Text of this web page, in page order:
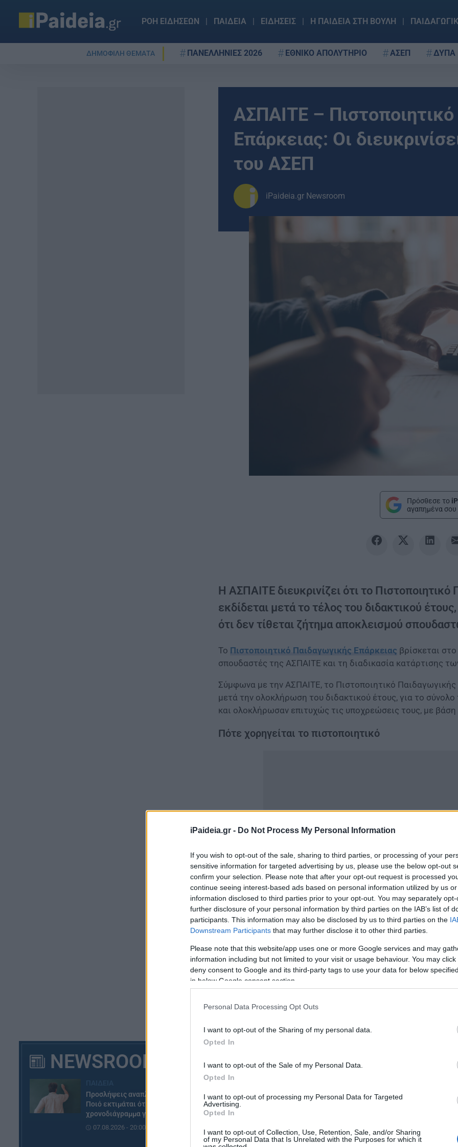
iPaideia.gr - Do Not Process My Personal Information
If you wish to opt-out of the sale, sharing to third parties, or processing of your
sensitive information for targeted advertising by us, please use the below opt-out
confirm your selection. Please note that after your opt-out request is processed
continue seeing interest-based ads based on personal information utilized by us
information disclosed to third parties prior to your opt-out. You may separately
further disclosure of your personal information by third parties on the IAB’s list of
participants. This information may also be disclosed by us to third parties on the
Downstream Participants that may further disclose it to other third parties.
Please note that this website/app uses one or more Google services and may
information including but not limited to your visit or usage behaviour. You may
deny consent to Google and its third-party tags to use your data for below
in below Google consent section.
Personal Data Processing Opt Outs
I want to opt-out of the Sharing of my personal data.
Opted In
I want to opt-out of the Sale of my Personal Data.
Opted In
I want to opt-out of processing my Personal Data for Targeted
Advertising.
Opted In
I want to opt-out of Collection, Use, Retention, Sale, and/or Sharing
of my Personal Data that Is Unrelated with the Purposes for which it
ΡΟΗ ΕΙΔΗΣΕΩΝ ΠΑΙΔΕΙΑ ΕΙΔΗΣΕΙΣ Η ΠΑΙΔΕΙΑ ΣΤΗ ΒΟΥΛΗ
ΔΗΜΟΦΙΛΗ ΘΕΜΑΤΑ ΠΑΝΕΛΛΗΝΙΕΣ 2026 ΕΘΝΙΚΟ ΑΠΟΛΥΤΗΡΙΟ ΑΣΕΠ ΔΥΠΑ
NEWSROOM
Προσλήψεις αναπληρωτών:
Ποιό εκτιμάται ότι θα είναι το
χρονοδιάγραμμα για φέτος
07.08.2026 - 20:00
ΑΣΠΑΙΤΕ –
Επάρκειας: Οι
του ΑΣΕΠ
iPaideia.gr Newsroom
Πρόσθεσε το
αγαπημένα σου
Η ΑΣΠΑΙΤΕ διευκρινίζει ότι το
εκδίδεται μετά το τέλος του διδακτικού
ότι δεν τίθεται ζήτημα αποκλεισμού
Το Πιστοποιητικό Παιδαγωγικής Επάρκειας βρίσκεται
σπουδαστές της ΑΣΠΑΙΤΕ και τη διαδικασία κατάρτισης
Σύμφωνα με την ΑΣΠΑΙΤΕ, το Πιστοποιητικό Παιδαγωγικής
μετά την ολοκλήρωση του διδακτικού έτους, για το
και ολοκλήρωσαν επιτυχώς τις υποχρεώσεις τους, με
Πότε χορηγείται το πιστοποιητικό
Για το ακαδημαϊκό έτος 2025-2026, το Ετήσιο Πρόγραμμα
ημερομηνία έναρξης την 6η Οκτωβρίου 2025 και
Μετά την επιτυχή ολοκλήρωση των υποχρεώσεων των
πέρας της χρονικής διάρκειας του προγράμματος,
διόρθωση των γραπτών της τρέχουσας εαρινής
ΑΣΕΠ: Αιτήσεις για νέες προσλήψεις στον e-ΕΦΚΑ
Η ΑΣΠΑΙΤΕ επισημαίνει ακόμη ότι το πρόγραμμα είναι
από το αν διεξάγεται σε περισσότερες πόλεις.